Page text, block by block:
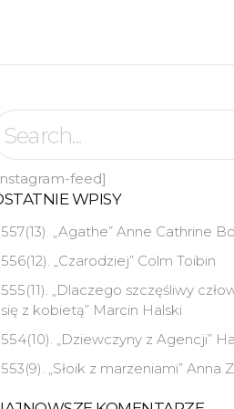
feed]
WPISY
557(13). „Agathe” Anne Cathrine
556(12). „Czarodziej” Colm Toibin
555(11). „Dlaczego szczęśliwy
się z kobietą” Marcin Halski
554(10). „Dziewczyny z Agencji”
553(9). „Słoik z marzeniami” Anna